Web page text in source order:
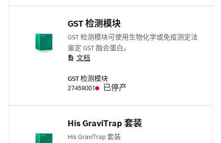
GST 检测模块
GST 检测模块可使用生物化学或免疫测定法
鉴定 GST 融合蛋白。
文档
GST 检测模块
27459001
已停产
His GraviTrap 套装
His GraviTrap 套装